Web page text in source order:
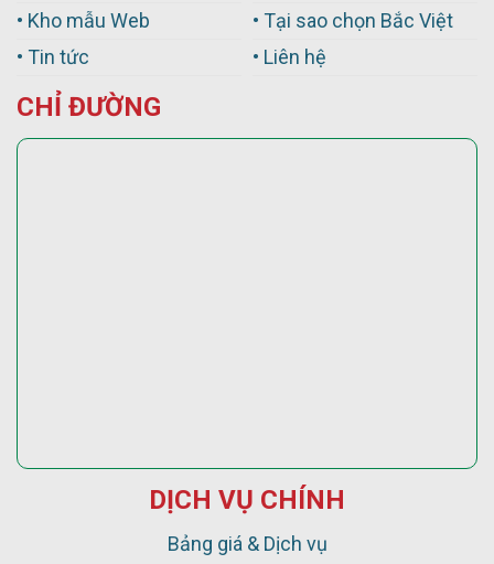
• Kho mẫu Web
• Tin tức
• Tại sao chọn Bắc Việt
• Liên hệ
CHỈ ĐƯỜNG
DỊCH VỤ CHÍNH
Bảng giá & Dịch vụ